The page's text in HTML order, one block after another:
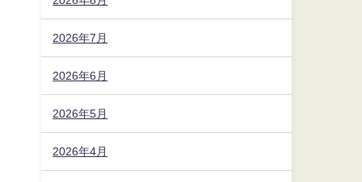
2026年7月
2026年6月
2026年5月
2026年4月